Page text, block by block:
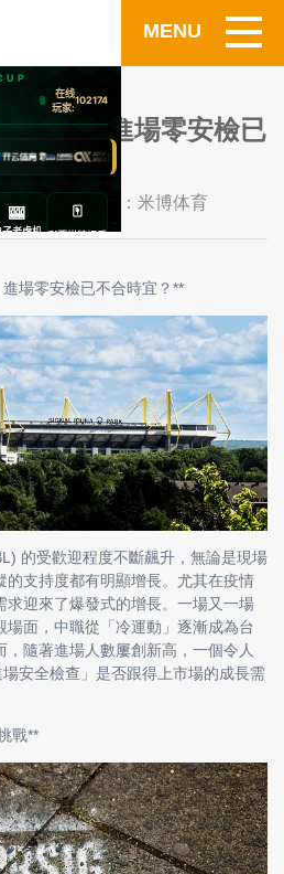
MENU
破紀錄 進場零安檢已
合時宜.
09 内容来源：米博体育
場零安檢已不合時宜？**
的受歡迎程度不斷飆升，無論是現場
的支持度都有明顯增長。尤其在疫情
求迎來了爆發式的增長。一場又一場
場面，中職從「冷運動」逐漸成為台
隨著進場人數屢創新高，一個令人
安全檢查」是否跟得上市場的成長需
戰**